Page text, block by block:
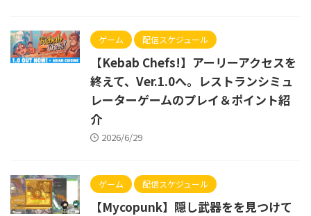
ゲーム 配信スケジュール
【Kebab Chefs!】アーリーアクセスを
終えて、Ver.1.0へ。レストランシミュ
レーターゲームのプレイ＆ポイント紹
介
2026/6/29
ゲーム 配信スケジュール
【Mycopunk】隠し武器をを見つけて